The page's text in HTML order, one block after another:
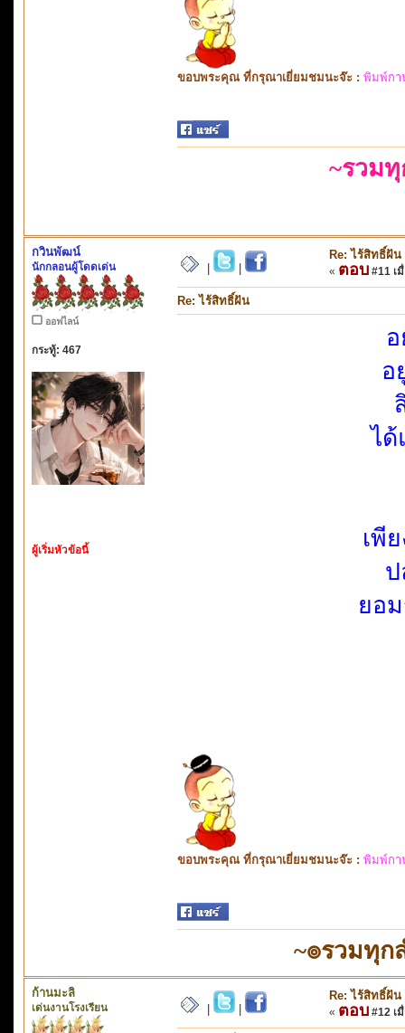
ขอบพระคุณ ที่กรุณาเยี่ยมชมนะจ๊ะ : พิมพ์กา
~รวม
กวินพัฒน์
นักกลอนผู้โดดเด่น
ออฟไลน์
กระทู้: 467
ผู้เริ่มหัวข้อนี้
Re: ไร้สิทธิ์ฝัน
« ตอบ #11 เ
Re: ไร้สิทธิ์ฝัน
อ
ได้
เพี
ป
ยอ
ขอบพระคุณ ที่กรุณาเยี่ยมชมนะจ๊ะ : พิมพ์กา
~๏รวมทุ
ก้านมะลิ
เด่นงานโรงเรียน
Re: ไร้สิทธิ์ฝัน
« ตอบ #12 เ